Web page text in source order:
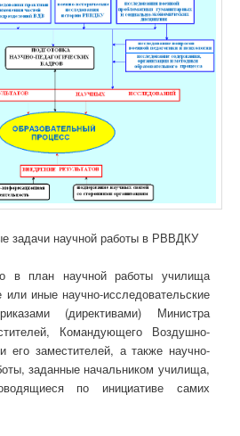
задачи научной работы в РВВДКУ
в план научной работы училища
иные научно-исследовательские
(директивами) Министра
Командующего Воздушно-
его заместителей, а также научно-
заданные начальником училища,
по инициативе самих